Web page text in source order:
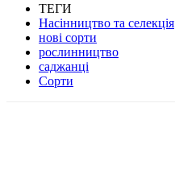
ТЕГИ
Насінництво та селекція
нові сорти
рослинництво
саджанці
Сорти